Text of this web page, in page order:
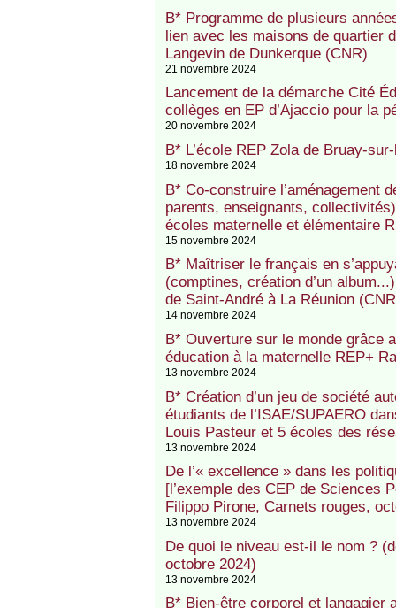
B* Programme de plusieurs
lien avec les maisons de quartier
Langevin de Dunkerque (CNR)
21 novembre 2024
Lancement de la démarche Cité
collèges en EP d’Ajaccio pour la
20 novembre 2024
B* L’école REP Zola de Bruay-
18 novembre 2024
B* Co-construire l’aménagement
parents, enseignants,
écoles maternelle et élémentaire
15 novembre 2024
B* Maîtriser le français en
(comptines, création d’un
de Saint-André à La Réunion
14 novembre 2024
B* Ouverture sur le monde grâce
éducation à la maternelle REP+
13 novembre 2024
B* Création d’un jeu de société
étudiants de l’ISAE/SUPAERO
Louis Pasteur et 5 écoles des
13 novembre 2024
De l’« excellence » dans les
[l’exemple des CEP de Sciences
Filippo Pirone, Carnets rouges,
13 novembre 2024
De quoi le niveau est-il le nom ?
octobre 2024)
13 novembre 2024
B* Bien-être corporel et langagier